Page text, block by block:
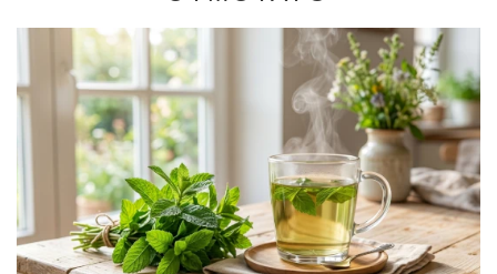
Menta - tulajdonságok, hatások és alkalmazás. Mire
jó a menta és hogyan kell használni?